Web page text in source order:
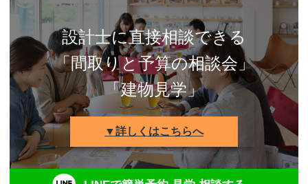
設計士に直接相談できる
「間取りと予算の相談会」
「建物見学」
▼詳しくはこちらへ